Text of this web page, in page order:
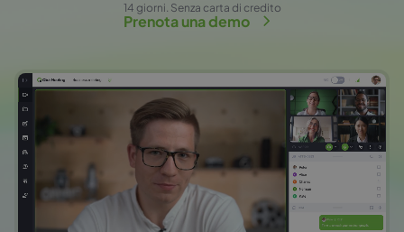
14 giorni. Senza carta di credito
Prenota una demo